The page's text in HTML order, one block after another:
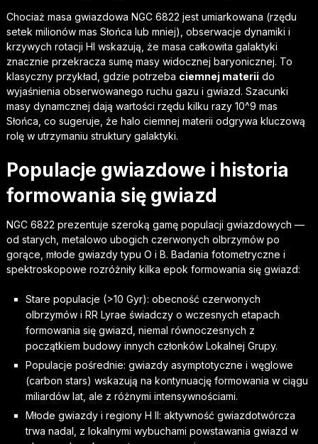
Chociaż masa gwiazdowa NGC 6822 jest umiarkowana (rzędu
setek milionów mas Słońca lub mniej), obserwacje dynamiki i
krzywych rotacji HI wskazują, że masa całkowita galaktyki
znacznie przekracza sumę masy widocznej baryonicznej. To
klasyczny przykład, gdzie potrzeba ciemnej materii do
wyjaśnienia obserwowanego ruchu gazu i gwiazd. Szacunki
masy dynamcznej dają wartości rzędu kilku razy 10^9 mas
Słońca, co sugeruje, że halo ciemnej materii odgrywa kluczową
rolę w utrzymaniu struktury galaktyki.
Populacje gwiazdowe i historia
formowania się gwiazd
NGC 6822 prezentuje szeroką gamę populacji gwiazdowych —
od starych, metalowo ubogich czerwonych olbrzymów po
gorące, młode gwiazdy typu O i B. Badania fotometryczne i
spektroskopowe rozróżniły kilka epok formowania się gwiazd:
Stare populacje (>10 Gyr): obecność czerwonych
olbrzymów i RR Lyrae świadczy o wczesnych etapach
formowania się gwiazd, niemal równoczesnych z
początkiem budowy innych członków Lokalnej Grupy.
Populacje pośrednie: gwiazdy asymptotyczne i węglowe
(carbon stars) wskazują na kontynuację formowania w ciągu
miliardów lat, ale z różnymi intensywnościami.
Młode gwiazdy i regiony H II: aktywność gwiazdotwórcza
trwa nadal, z lokalnymi wybuchami powstawania gwiazd w